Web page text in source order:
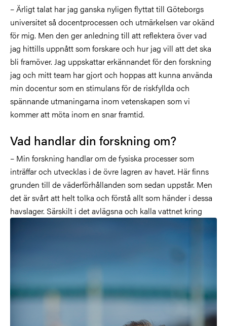
– Ärligt talat har jag ganska nyligen flyttat till Göteborgs
universitet så docentprocessen och utmärkelsen var okänd
för mig. Men den ger anledning till att reflektera över vad
jag hittills uppnått som forskare och hur jag vill att det ska
bli framöver. Jag uppskattar erkännandet för den forskning
jag och mitt team har gjort och hoppas att kunna använda
min docentur som en stimulans för de riskfyllda och
spännande utmaningarna inom vetenskapen som vi
kommer att möta inom en snar framtid.
Vad handlar din forskning om?
– Min forskning handlar om de fysiska processer som
inträffar och utvecklas i de övre lagren av havet. Här finns
grunden till de väderförhållanden som sedan uppstår. Men
det är svårt att helt tolka och förstå allt som händer i dessa
havslager. Särskilt i det avlägsna och kalla vattnet kring